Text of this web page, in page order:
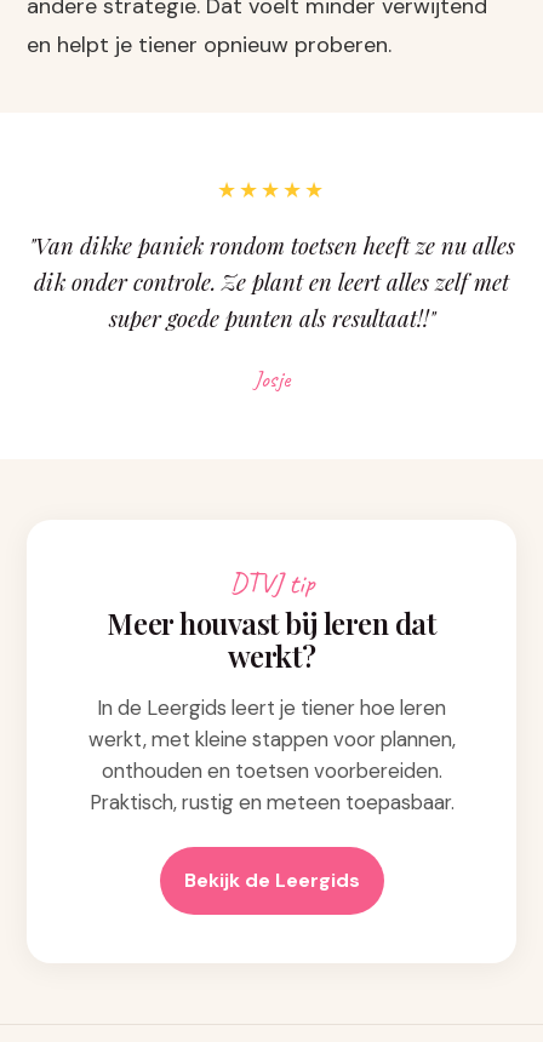
andere strategie. Dat voelt minder verwijtend
en helpt je tiener opnieuw proberen.
★★★★★
"Van dikke paniek rondom toetsen heeft ze nu alles
dik onder controle. Ze plant en leert alles zelf met
super goede punten als resultaat!!"
Josje
DTVJ tip
Meer houvast bij leren dat
werkt?
In de Leergids leert je tiener hoe leren
werkt, met kleine stappen voor plannen,
onthouden en toetsen voorbereiden.
Praktisch, rustig en meteen toepasbaar.
Bekijk de Leergids